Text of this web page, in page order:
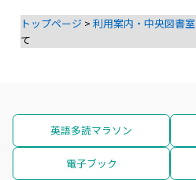
トップページ > 利用案内・中央図書室
て
英語多読マラソン
電子ブック